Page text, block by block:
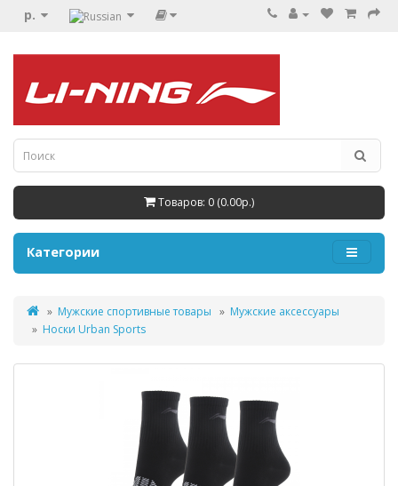
р.
Товаров: 0 (0.00р.)
Категории
Мужские спортивные товары
Мужские аксессуары
Носки Urban Sports